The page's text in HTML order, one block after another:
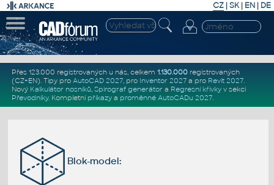
CZ | SK| EN | DE
Přes 123.000 registrovaných u nás, celkem 1.130.000registrovaných
(CZ+EN). Tipy pro AutoCAD 2027, pro Inventor 2027a pro Revit 2027.
Nový Kalkulátor nosníků, Spirograf generátor a Regresní křivkyv sekci
Převodníky. Kompletní příkazya proměnné AutoCADu 2027.
Blok-model: